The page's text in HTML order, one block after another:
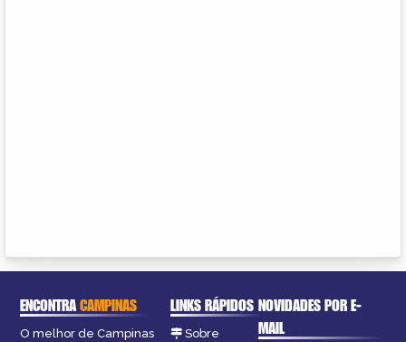
ENCONTRACAMPINAS
O melhor de Campinas
LINKS RÁPIDOS
Sobre
NOVIDADES POR E-
MAIL